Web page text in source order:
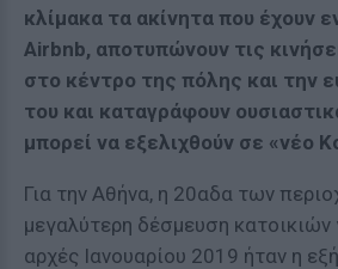
κλίμακα τα ακίνητα που έχουν
Airbnb, αποτυπώνουν τις
στο κέντρο της πόλης και την
του και καταγράφουν
μπορεί να εξελιχθούν σε «νέο
Για την Αθήνα, η 20αδα των
μεγαλύτερη δέσμευση κατοικιών
αρχές Ιανουαρίου 2019 ήταν η